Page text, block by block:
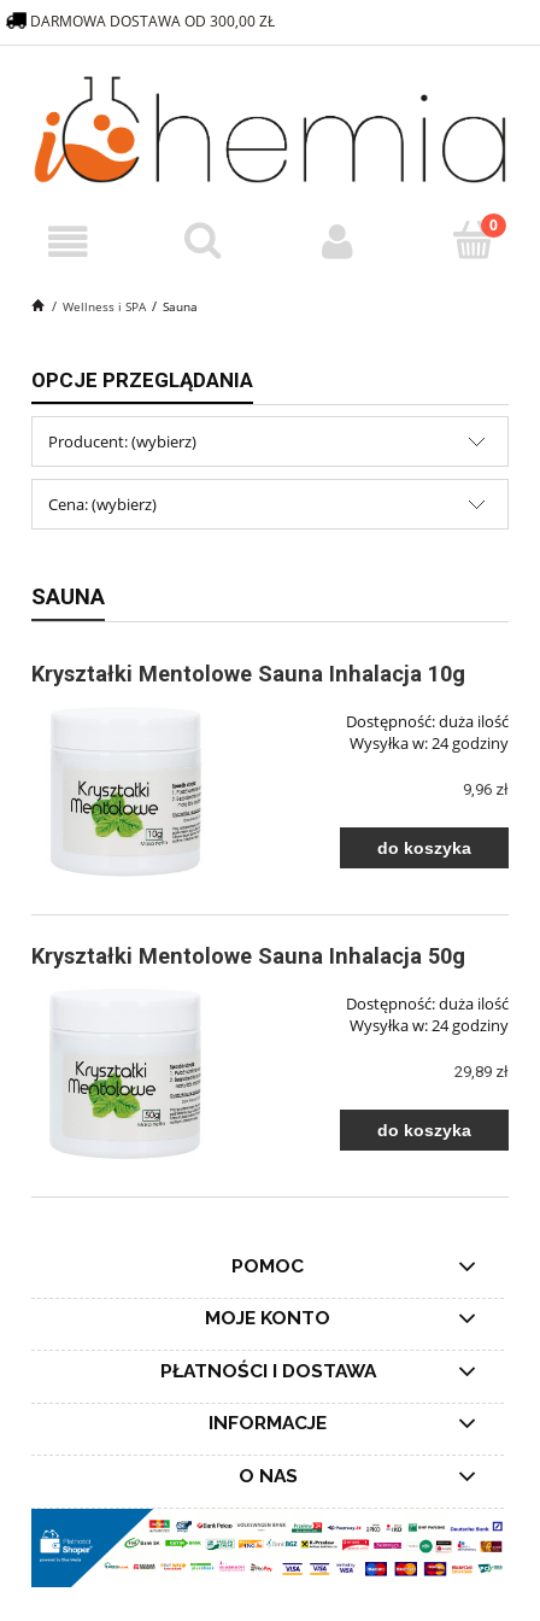
Wellness i SPA Sauna
DARMOWA DOSTAWA OD 300,00 ZŁ
OPCJE PRZEGLĄDANIA
Producent: (wybierz)
Cena: (wybierz)
SAUNA
Kryształki Mentolowe Sauna Inhalacja 10g
Dostępność:duża ilość
Wysyłka w:24 godziny
9,96 zł
do koszyka
Kryształki Mentolowe Sauna Inhalacja 50g
Dostępność:duża ilość
Wysyłka w:24 godziny
29,89 zł
do koszyka
POMOC
MOJE KONTO
PŁATNOŚCI I DOSTAWA
INFORMACJE
O NAS